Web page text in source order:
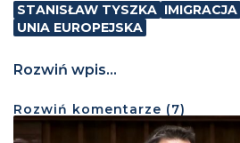
STANISŁAW TYSZKA IMIGRACJA
UNIA EUROPEJSKA
Rozwiń wpis...
Rozwiń komentarze (7)